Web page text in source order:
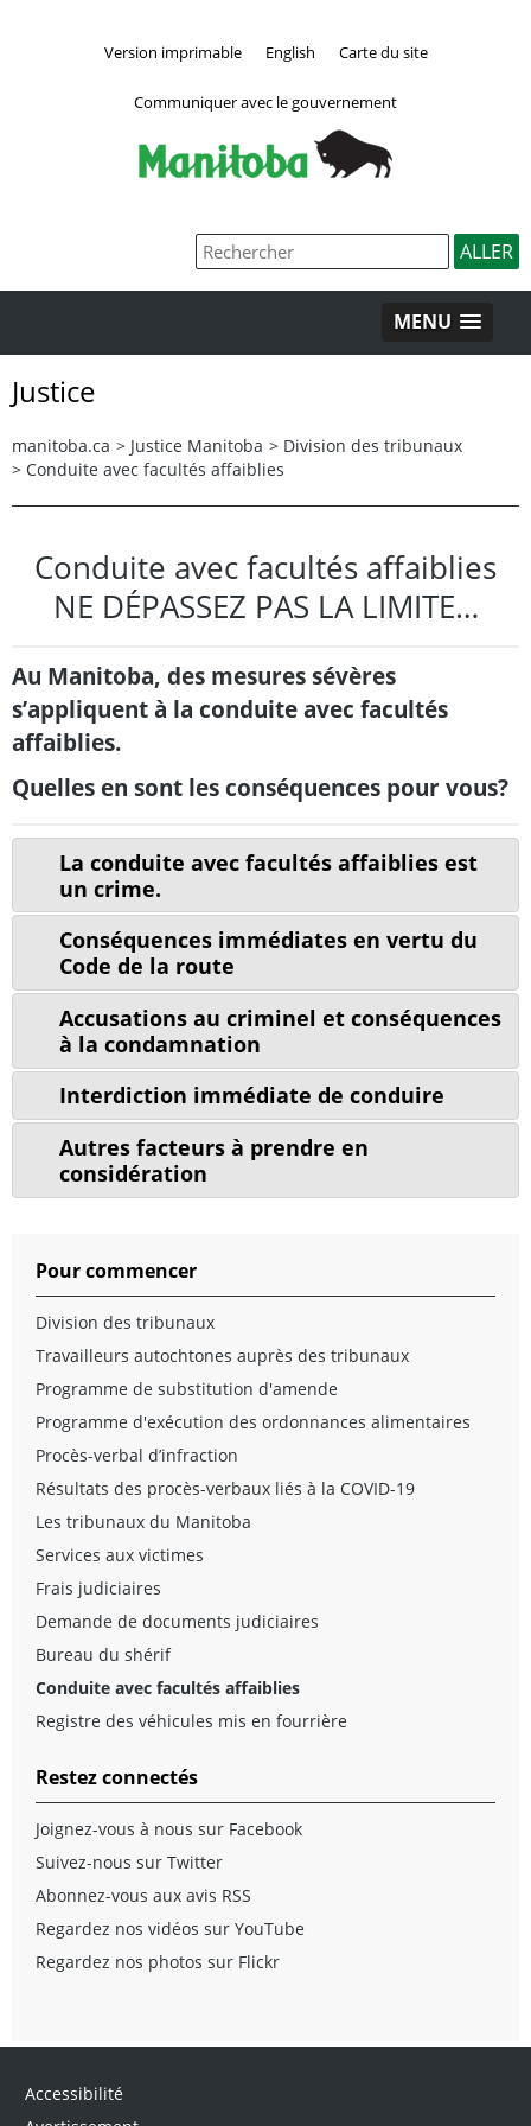
Version imprimable English Carte du site
Communiquer avec le gouvernement
MENU
Justice
manitoba.ca > Justice Manitoba > Division des tribunaux
> Conduite avec facultés affaiblies
Conduite avec facultés affaiblies
NE DÉPASSEZ PAS LA LIMITE…
Au Manitoba, des mesures sévères
s’appliquent à la conduite avec facultés
affaiblies.
Quelles en sont les conséquences pour vous?
La conduite avec facultés affaiblies est
un crime.
Conséquences immédiates en vertu du
Code de la route
Accusations au criminel et conséquences
à la condamnation
Interdiction immédiate de conduire
Autres facteurs à prendre en
considération
Pour commencer
Division des tribunaux
Travailleurs autochtones auprès des tribunaux
Programme de substitution d'amende
Programme d'exécution des ordonnances alimentaires
Procès-verbal d’infraction
Résultats des procès-verbaux liés à la COVID-19
Les tribunaux du Manitoba
Services aux victimes
Frais judiciaires
Demande de documents judiciaires
Bureau du shérif
Conduite avec facultés affaiblies
Registre des véhicules mis en fourrière
Restez connectés
Joignez-vous à nous sur Facebook
Suivez-nous sur Twitter
Abonnez-vous aux avis RSS
Regardez nos vidéos sur YouTube
Regardez nos photos sur Flickr
Accessibilité